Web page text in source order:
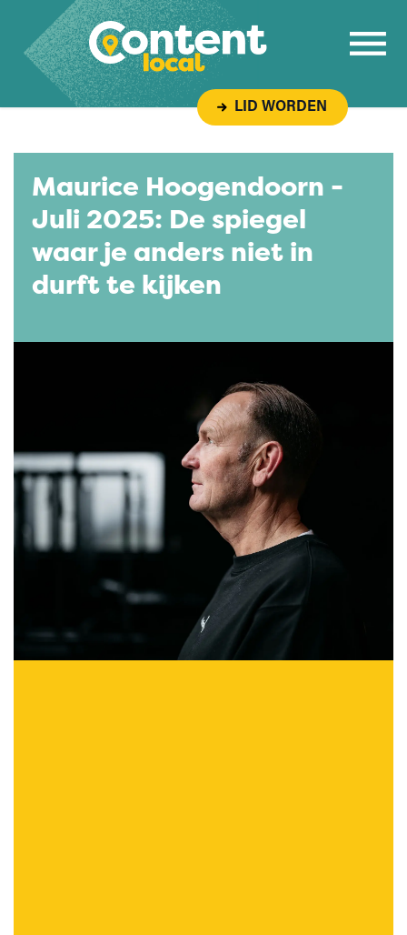
Overslaan naar inhoud
LID WORDEN
Maurice Hoogendoorn -
Juli 2025: De spiegel
waar je anders niet in
durft te kijken